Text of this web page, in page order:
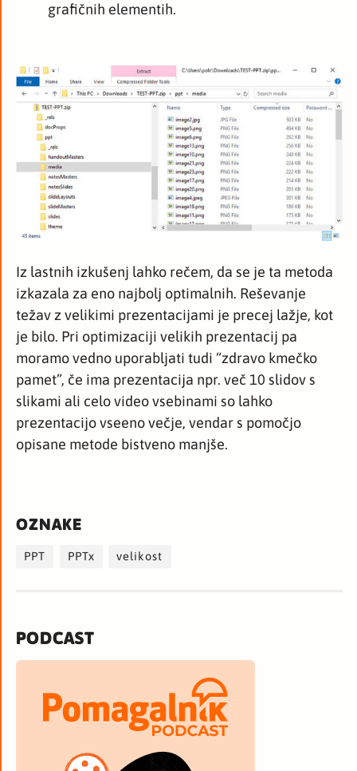
grafičnih elementih.
Iz lastnih izkušenj lahko rečem, da se je ta metoda
izkazala za eno najbolj optimalnih. Reševanje
težav z velikimi prezentacijami je precej lažje, kot
je bilo. Pri optimizaciji velikih prezentacij pa
moramo vedno uporabljati tudi “zdravo kmečko
pamet”, če ima prezentacija npr. več 10 slidov s
slikami ali celo video vsebinami so lahko
prezentacijo vseeno večje, vendar s pomočjo
opisane metode bistveno manjše.
OZNAKE
PPT PPTx velikost
PODCAST